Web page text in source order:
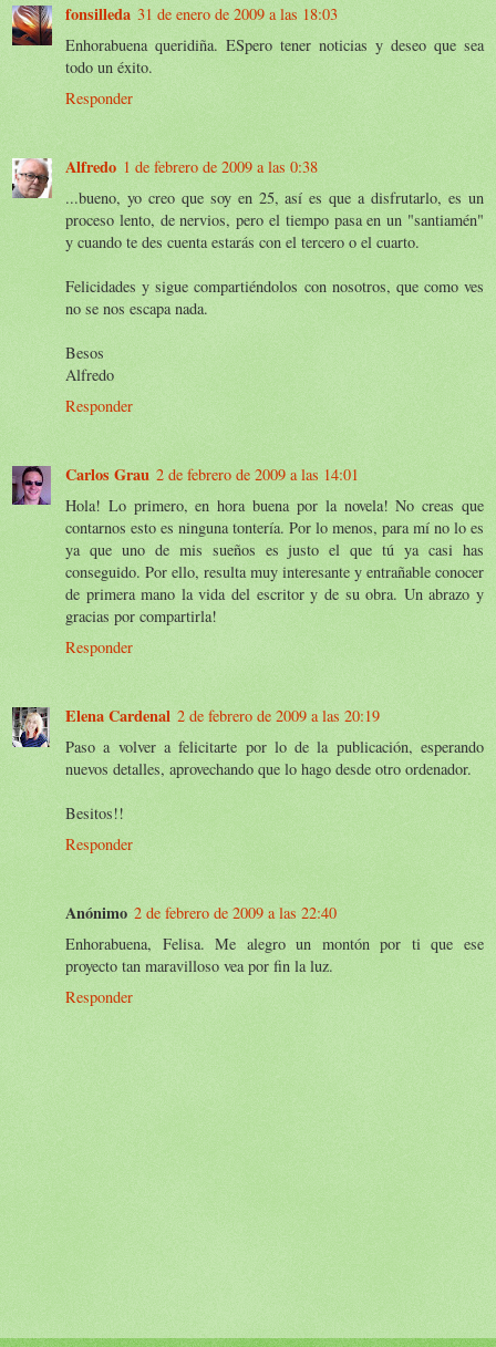
fonsilleda 31 de enero de 2009 a las 18:03
Enhorabuena queridiña. ESpero tener noticias y deseo que sea
todo un éxito.
Responder
Alfredo 1 de febrero de 2009 a las 0:38
...bueno, yo creo que soy en 25, así es que a disfrutarlo, es un
proceso lento, de nervios, pero el tiempo pasa en un "santiamén"
y cuando te des cuenta estarás con el tercero o el cuarto.
Felicidades y sigue compartiéndolos con nosotros, que como ves
no se nos escapa nada.
Besos
Alfredo
Responder
Carlos Grau 2 de febrero de 2009 a las 14:01
Hola! Lo primero, en hora buena por la novela! No creas que
contarnos esto es ninguna tontería. Por lo menos, para mí no lo es
ya que uno de mis sueños es justo el que tú ya casi has
conseguido. Por ello, resulta muy interesante y entrañable conocer
de primera mano la vida del escritor y de su obra. Un abrazo y
gracias por compartirla!
Responder
Elena Cardenal 2 de febrero de 2009 a las 20:19
Paso a volver a felicitarte por lo de la publicación, esperando
nuevos detalles, aprovechando que lo hago desde otro ordenador.
Besitos!!
Responder
Anónimo 2 de febrero de 2009 a las 22:40
Enhorabuena, Felisa. Me alegro un montón por ti que ese
proyecto tan maravilloso vea por fin la luz.
Responder